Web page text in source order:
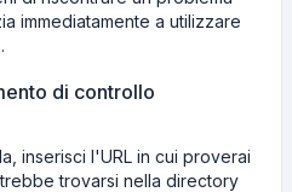
immediatamente a utilizzare
di controllo
inserisci l'URL in cui proverai
trovarsi nella directory